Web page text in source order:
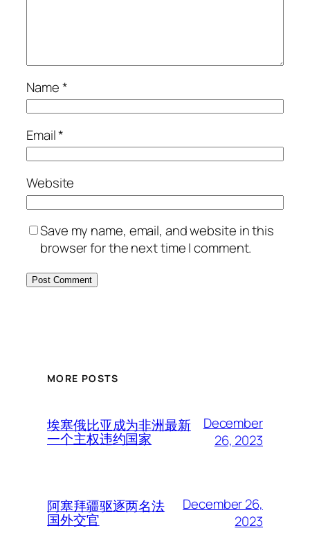
Name*
Email*
Website
Save my name, email, and website in this
browser for the next time I comment.
MORE POSTS
埃塞俄比亚成为非洲最新
一个主权违约国家
December
26, 2023
阿塞拜疆驱逐两名法
国外交官
December 26,
2023